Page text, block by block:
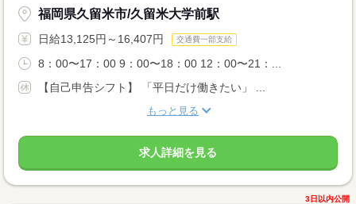
福岡県久留米市/久留米大学前駅
日給13,125円～16,407円 交通費一部支給
8：00〜17：00 9：00〜18：00 12：00〜21：...
【自己申告シフト】 「平日だけ働きたい」 ...
もっと見る
求人詳細を見る
3日以内公開